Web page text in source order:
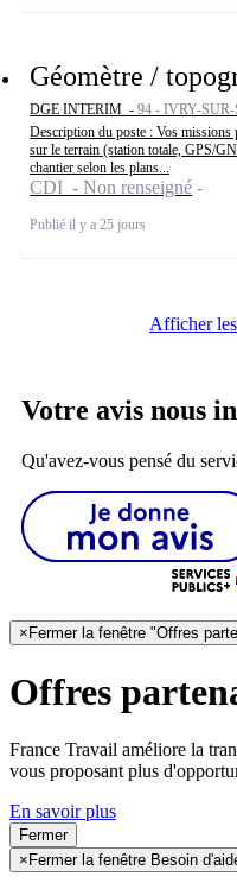
Géomètre /
DGE INTERIM - 94 - IVRY-
Description du poste : Vos missions
sur le terrain (station totale, GPS/
chantier selon les plans...
CDI - Non renseigné
Publié il y a 25 jours
Afficher
Votre avis nous
Qu'avez-vous pensé du
×Fermer la fenêtre "Offres
Offres
France Travail améliore la
vous proposant plus
En savoir plus
Fermer
× Fermer la fenêtre Besoin